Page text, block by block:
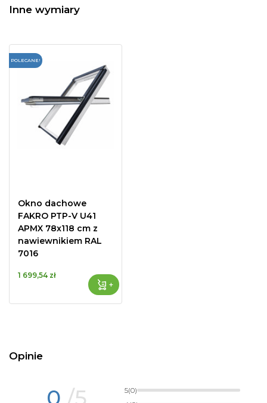
Inne wymiary
POLECANE!
Okno dachowe
FAKRO PTP-V U41
APMX 78x118 cm z
nawiewnikiem RAL
7016
1 699,54 zł
+
Opinie
0 /5 5(0)